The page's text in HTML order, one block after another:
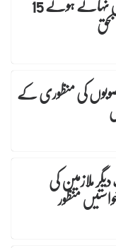
کی منظوری کے
ملازمین کی
منظور